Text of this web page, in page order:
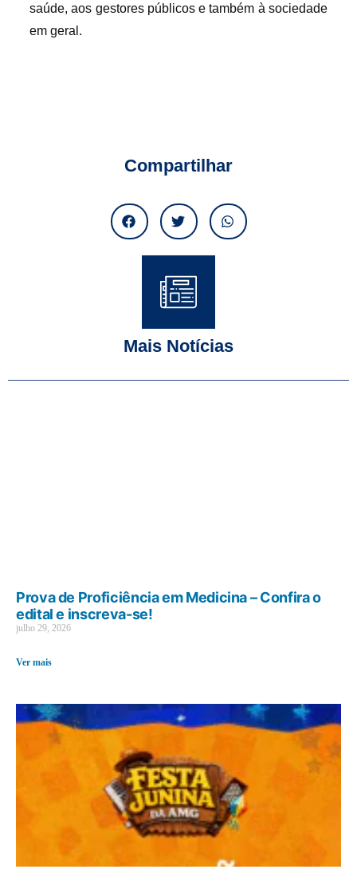
saúde, aos gestores públicos e também à sociedade
em geral.
Compartilhar
Mais Notícias
Prova de Proficiência em Medicina – Confira o
edital e inscreva-se!
julho 29, 2026
Ver mais